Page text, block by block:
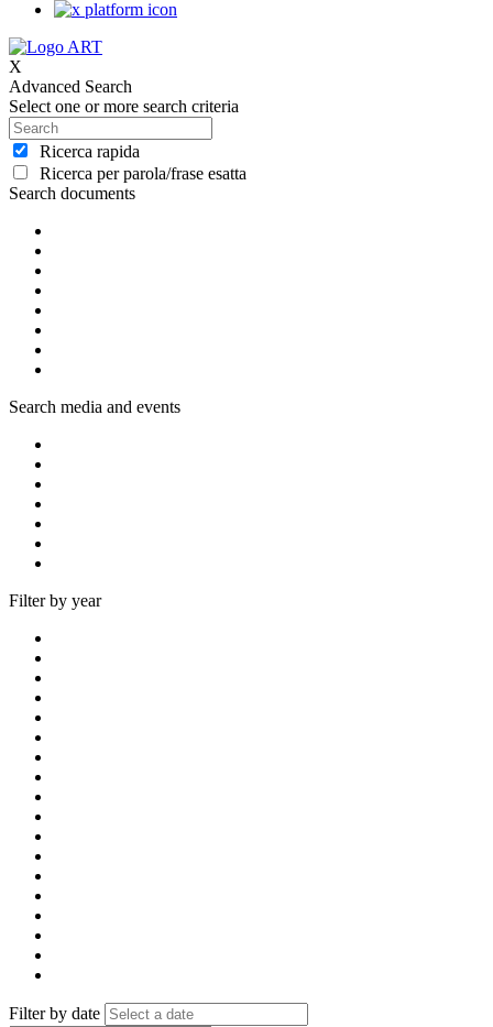
X
Advanced Search
Select one or more search criteria
Ricerca rapida
Ricerca per parola/frase esatta
Search documents
Search media and events
Filter by year
Filter by date